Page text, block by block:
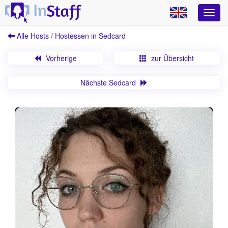
Alle Hosts / Hostessen in Sedcard
Vorherige zur Übersicht
Nächste Sedcard